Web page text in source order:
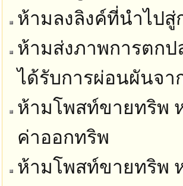
ห้ามลงลิงค์ที่นำไป
ห้ามส่งภาพการตก
ได้รับการผ่อนผันจา
ห้ามโพสท์ขายทริพ
ค่าออกทริพ
ห้ามโพสท์ขายทริพ